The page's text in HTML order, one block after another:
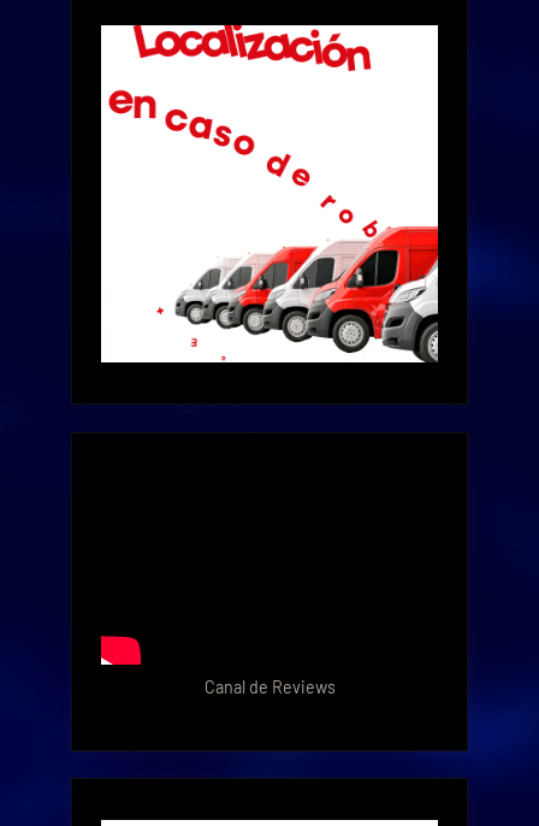
Canal de Reviews